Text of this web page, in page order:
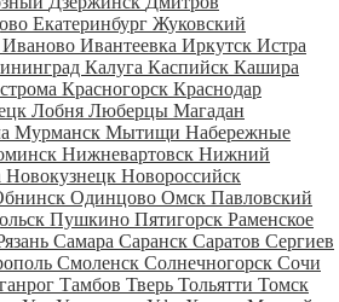
Екатеринбург Жуковский
Иваново Ивантеевка Иркутск Истра
Калуга Каспийск Кашира
Красногорск Краснодар
Лобня Люберцы Магадан
Мурманск Мытищи Набережные
Нижневартовск Нижний
Новокузнецк Новороссийск
Одинцово Омск Павловский
Пушкино Пятигорск Раменское
Самара Саранск Саратов Сергиев
Смоленск Солнечногорск Сочи
Тамбов Тверь Тольятти Томск